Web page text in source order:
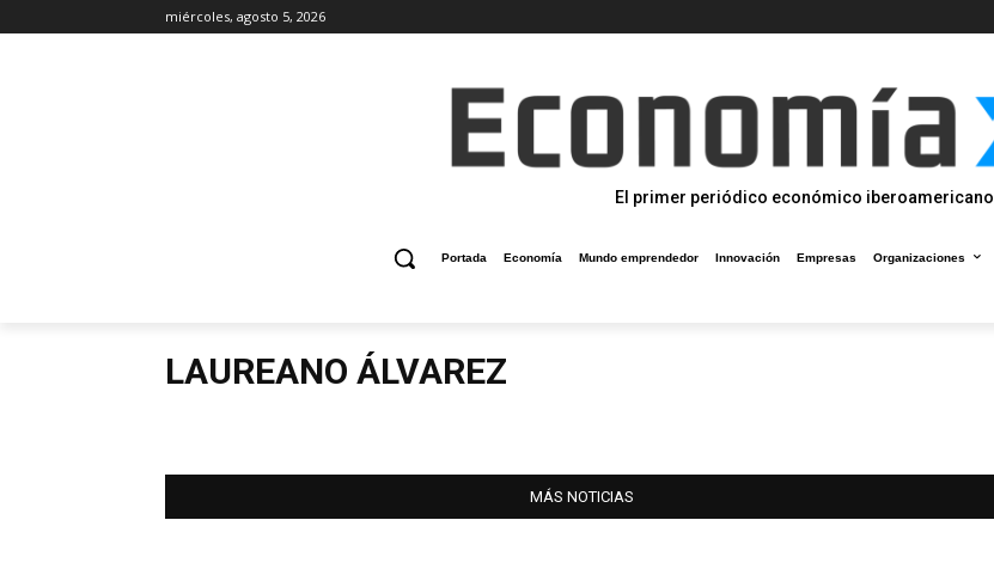
miércoles, agosto 5, 2026
El primer periódico económico iberoamericano
Portada Economía Mundo emprendedor Innovación Empresas Organizaciones
LAUREANO ÁLVAREZ
MÁS NOTICIAS